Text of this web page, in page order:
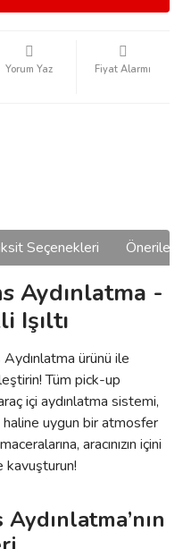
Yorum Yaz Fiyat Alarmı
Seçenekleri
Aydınlatma -
Işıltı
ürünü ile
Tüm pick-up
içi aydınlatma sistemi,
uygun bir atmosfer
aracınızın içini
kavuşturun!